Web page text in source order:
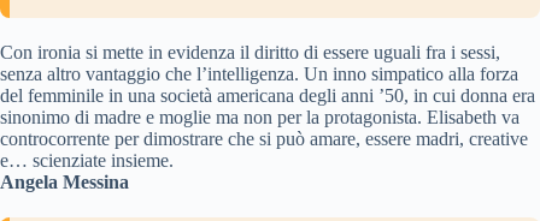
Con ironia si mette in evidenza il diritto di essere uguali fra i sessi,
senza altro vantaggio che l’intelligenza. Un inno simpatico alla forza
del femminile in una società americana degli anni ’50, in cui donna era
sinonimo di madre e moglie ma non per la protagonista. Elisabeth va
controcorrente per dimostrare che si può amare, essere madri, creative
e… scienziate insieme.
Angela Messina